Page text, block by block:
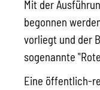
Mit der
begonnen
vorliegt und der
sogenannte
Eine öffentlich-